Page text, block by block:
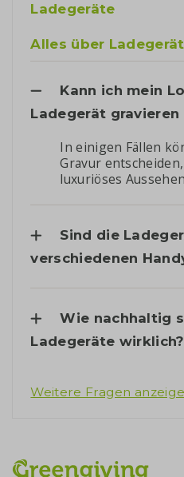
Ladegeräte
Alles über
Kann ich mein
Ladegerät gravieren
In einigen Fällen
Gravur
luxuriöses
Sind die
verschiedenen
Wie nachhaltig
Ladegeräte wirklich?
Weitere Fragen